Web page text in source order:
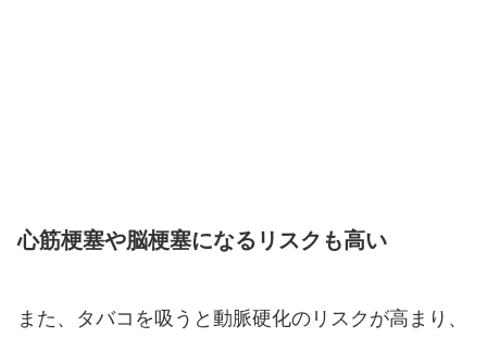
心筋梗塞や脳梗塞になるリスクも高い
また、タバコを吸うと動脈硬化のリスクが高まり、